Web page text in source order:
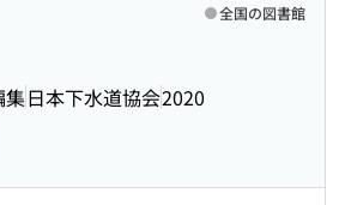
集日本下水道協会2020
全国の図書館